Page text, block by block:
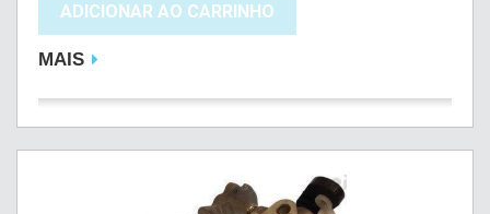
ADICIONAR AO CARRINHO
MAIS